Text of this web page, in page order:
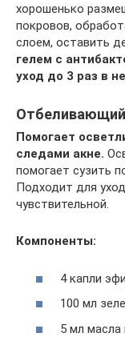
хорошенько
покровов,
слоем, оставить
гелем с
уход до 3 раз в
Помогает
следами акне.
помогает сузить
Подходит для
чувствительной.
Компоненты:
4 капли
100 мл
5 мл масла